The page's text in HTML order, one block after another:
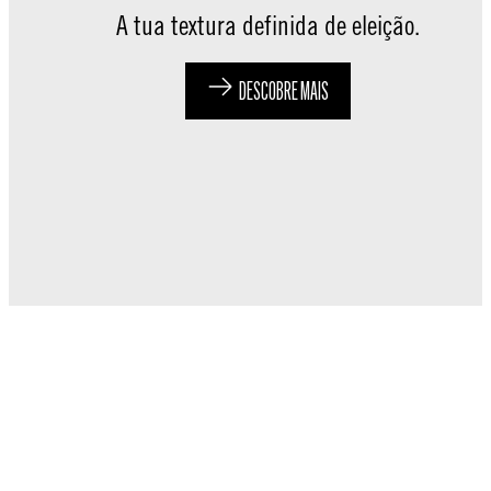
A tua textura definida de eleição.
DESCOBRE MAIS